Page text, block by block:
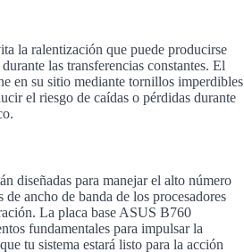
la ralentización que puede producirse
las transferencias constantes. El
en su sitio mediante tornillos imperdibles
el riesgo de caídas o pérdidas durante
diseñadas para manejar el alto número
de ancho de banda de los procesadores
La placa base ASUS B760
fundamentales para impulsar la
tu sistema estará listo para la acción